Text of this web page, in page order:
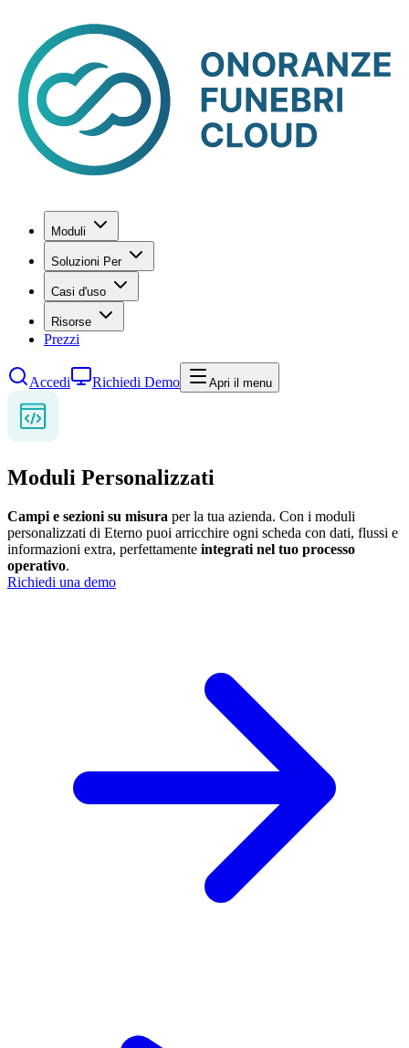
Moduli
Soluzioni Per
Casi d'uso
Risorse
Prezzi
Accedi Richiedi Demo Apri il menu
Moduli Personalizzati
Campi e sezioni su misura per la tua azienda. Con i moduli
personalizzati di Eterno puoi arricchire ogni scheda con dati, flussi e
informazioni extra, perfettamente integrati nel tuo processo
operativo.
Richiedi una demo